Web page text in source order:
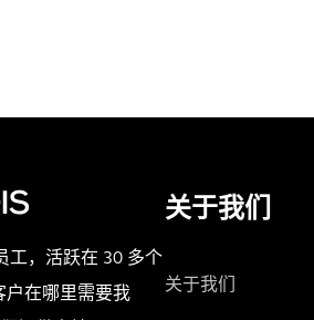
工，活跃在 30 多个
户在哪里需要我
关于我们
关于我们